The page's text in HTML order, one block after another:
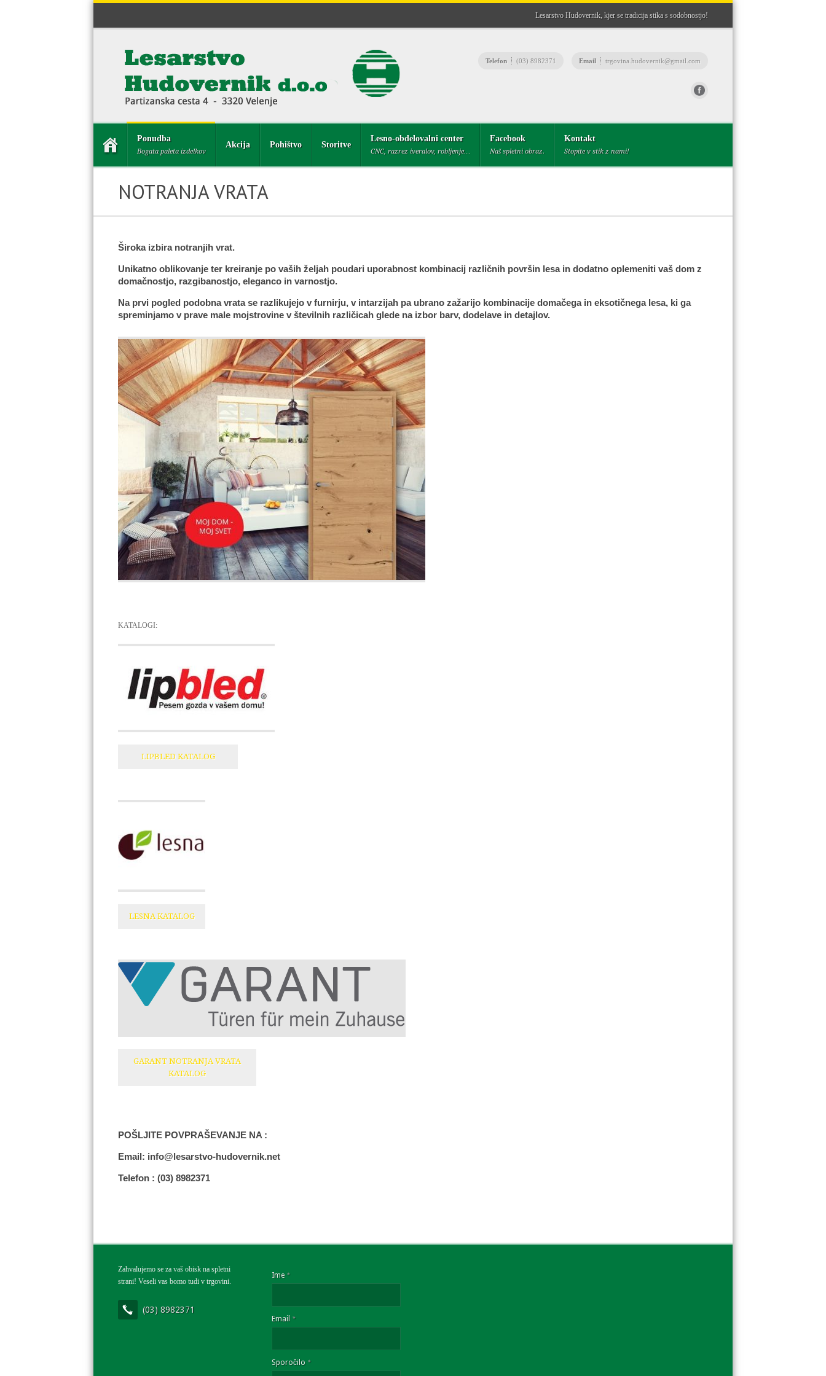
Lesarstvo Hudovernik, kjer se tradicija stika s sodobnostjo!
Telefon (03) 8982371 Email trgovina.hudovernik@gmail.com
Ponudba
Bogata paleta izdelkov
Akcija Pohištvo Storitve
Lesno-obdelovalni center
CNC, razrez iveralov, robljenje…
Facebook
Naš spletni obraz.
Kontakt
Stopite v stik z nami!
NOTRANJA VRATA
Široka izbira notranjih vrat.
Unikatno oblikovanje ter kreiranje po vaših željah poudari uporabnost kombinacij različnih površin lesa in dodatno oplemeniti vaš dom z
domačnostjo, razgibanostjo, eleganco in varnostjo.
Na prvi pogled podobna vrata se razlikujejo v furnirju, v intarzijah pa ubrano zažarijo kombinacije domačega in eksotičnega lesa, ki ga
spreminjamo v prave male mojstrovine v številnih različicah glede na izbor barv, dodelave in detajlov.
KATALOGI:
LIPBLED KATALOG
LESNA KATALOG
GARANT NOTRANJA VRATA
KATALOG
POŠLJITE POVPRAŠEVANJE NA :
Email: info@lesarstvo-hudovernik.net
Telefon : (03) 8982371
Zahvalujemo se za vaš obisk na spletni
strani! Veseli vas bomo tudi v trgovini.
(03) 8982371
Ime *
Email *
Sporočilo *